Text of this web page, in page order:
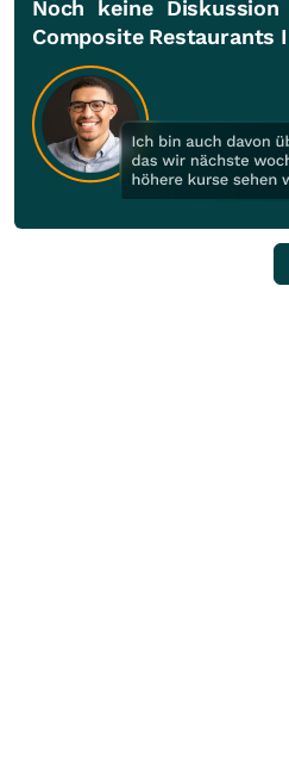
Noch keine Diskussion
Composite Restaurants